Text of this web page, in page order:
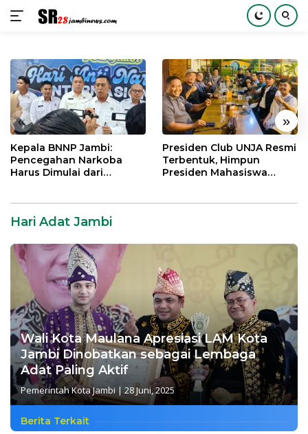
konten
« »
Kepala BNNP Jambi:
Pencegahan Narkoba
Harus Dimulai dari
Presiden Club UNJA Resmi
Terbentuk, Himpun
Presiden Mahasiswa
Hari Adat Jambi
Wali Kota Maulana Apresiasi LAM Kota
Jambi Dinobatkan sebagai Lembaga
Adat Paling Aktif
Pemerintah Kota Jambi| 28 Juni, 2025
Berita Terkait